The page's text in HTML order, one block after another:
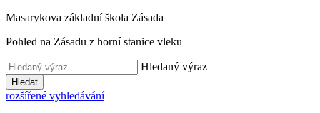
Masarykova základní škola Zásada
Pohled na Zásadu z horní stanice vleku
Hledaný výraz
Hledat
rozšířené vyhledávání